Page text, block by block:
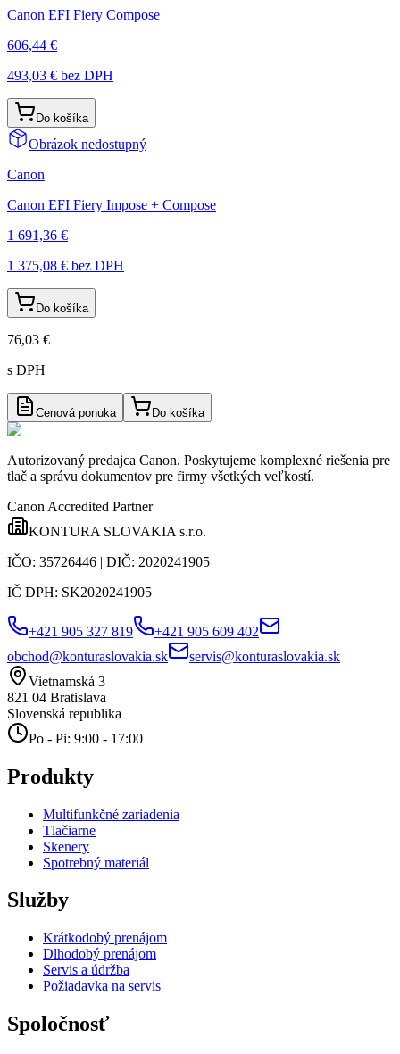
Canon EFI Fiery Compose
606,44 €
493,03 € bez DPH
Do košíka
Obrázok nedostupný
Canon
Canon EFI Fiery Impose + Compose
1 691,36 €
1 375,08 € bez DPH
Do košíka
76,03 €
s DPH
Cenová ponuka Do košíka
Autorizovaný predajca Canon. Poskytujeme komplexné riešenia pre
tlač a správu dokumentov pre firmy všetkých veľkostí.
Canon Accredited Partner
KONTURA SLOVAKIA s.r.o.
IČO: 35726446 | DIČ: 2020241905
IČ DPH: SK2020241905
+421 905 327 819
+421 905 609 402
obchod@konturaslovakia.sk
servis@konturaslovakia.sk
Vietnamská 3
821 04 Bratislava
Slovenská republika
Po - Pi: 9:00 - 17:00
Produkty
Multifunkčné zariadenia
Tlačiarne
Skenery
Spotrebný materiál
Služby
Krátkodobý prenájom
Dlhodobý prenájom
Servis a údržba
Požiadavka na servis
Spoločnosť